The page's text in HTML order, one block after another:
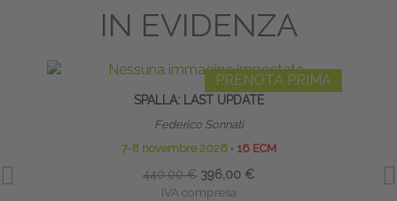
IN EVIDENZA
PRENOTA PRIMA
SPALLA: LAST UPDATE
Federico Sonnati
7-8 novembre 2026 ∙ 16 ECM
440,00 € 396,00 €
IVA compresa